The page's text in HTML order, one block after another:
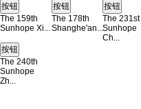
The 159th
Sunhope Xi...
The 178th
Shanghe'an...
The 231st
Sunhope
Ch...
The 240th
Sunhope
Zh...